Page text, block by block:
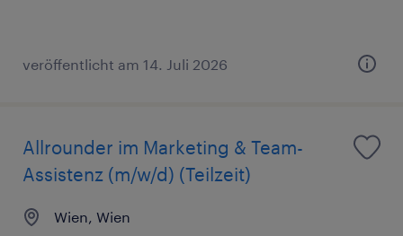
veröffentlicht am 14. Juli 2026
Allrounder im Marketing & Team-
Assistenz (m/w/d) (Teilzeit)
Wien, Wien